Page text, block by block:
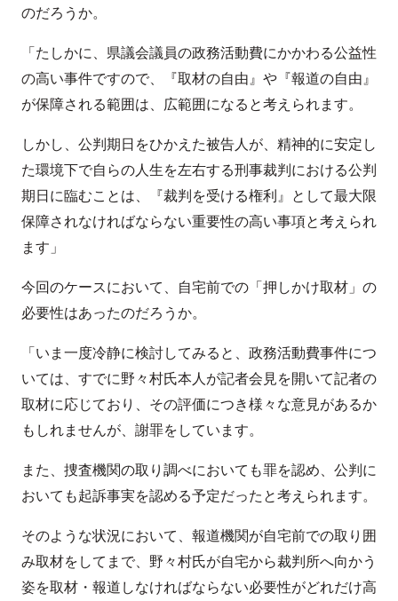
のだろうか。
「たしかに、県議会議員の政務活動費にかかわる公益性
の高い事件ですので、『取材の自由』や『報道の自由』
が保障される範囲は、広範囲になると考えられます。
しかし、公判期日をひかえた被告人が、精神的に安定し
た環境下で自らの人生を左右する刑事裁判における公判
期日に臨むことは、『裁判を受ける権利』として最大限
保障されなければならない重要性の高い事項と考えられ
ます」
今回のケースにおいて、自宅前での「押しかけ取材」の
必要性はあったのだろうか。
「いま一度冷静に検討してみると、政務活動費事件につ
いては、すでに野々村氏本人が記者会見を開いて記者の
取材に応じており、その評価につき様々な意見があるか
もしれませんが、謝罪をしています。
また、捜査機関の取り調べにおいても罪を認め、公判に
おいても起訴事実を認める予定だったと考えられます。
そのような状況において、報道機関が自宅前での取り囲
み取材をしてまで、野々村氏が自宅から裁判所へ向かう
姿を取材・報道しなければならない必要性がどれだけ高